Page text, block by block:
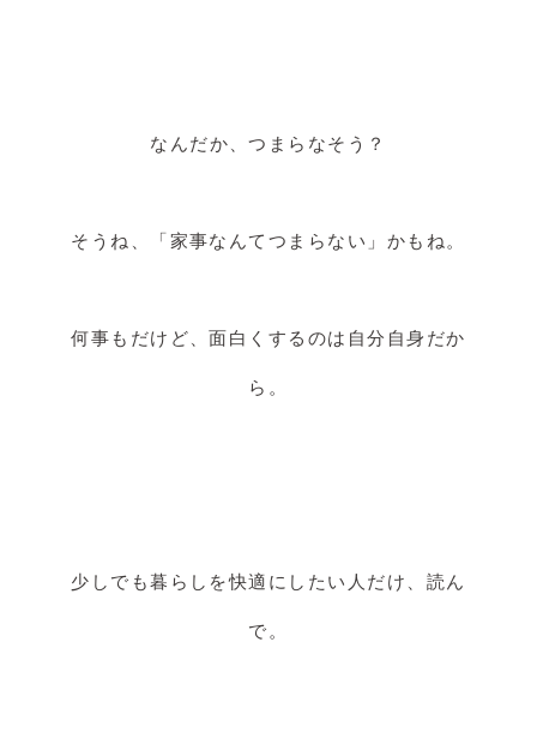
なんだか、つまらなそう？
そうね、「家事なんてつまらない」かもね。
何事もだけど、面白くするのは自分自身だか
ら。
少しでも暮らしを快適にしたい人だけ、読ん
で。